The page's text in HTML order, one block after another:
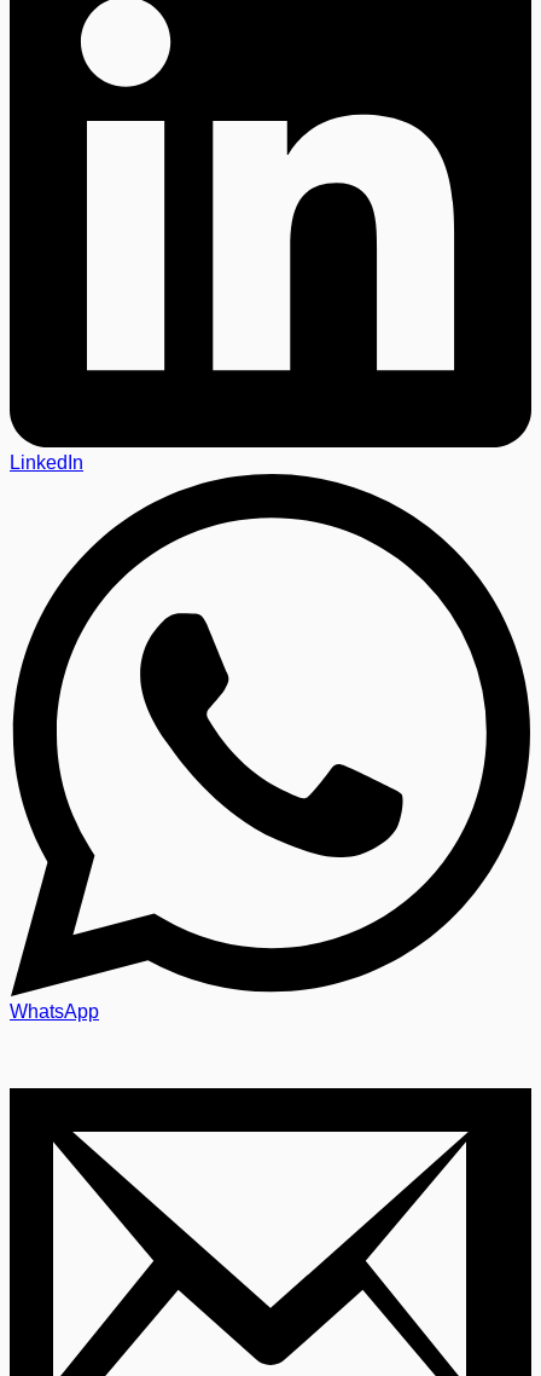
LinkedIn
WhatsApp